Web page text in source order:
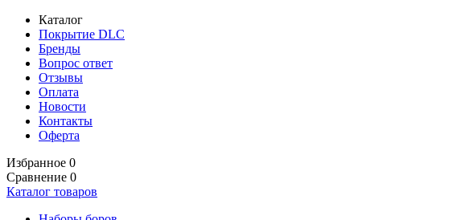
Каталог
Покрытие DLC
Бренды
Вопрос ответ
Отзывы
Оплата
Новости
Контакты
Оферта
Избранное 0
Сравнение 0
Каталог товаров